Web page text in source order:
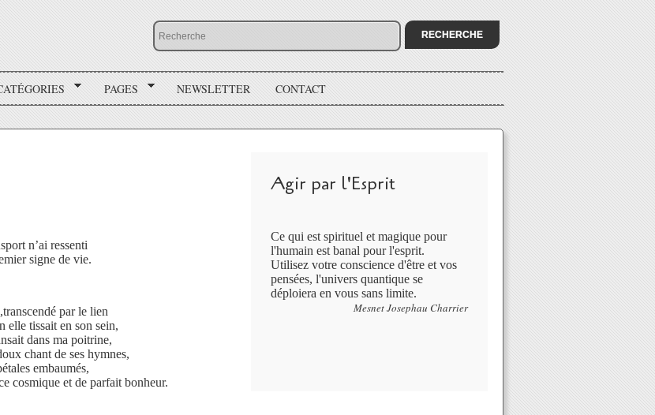
PAGES NEWSLETTER CONTACT
n’ai ressenti
signe de vie.
par le lien
elle tissait en son sein,
dans ma poitrine,
chant de ses hymnes,
embaumés,
cosmique et de parfait bonheur.
Agir par l'Esprit
Ce qui est spirituel et magique pour
l'humain est banal pour l'esprit.
Utilisez votre conscience d'être et vos
pensées, l'univers quantique se
déploiera en vous sans limite.
Mesnet Josephau Charrier